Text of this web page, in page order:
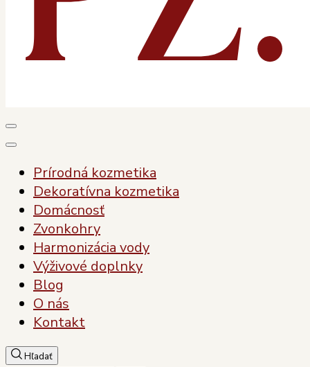
Prírodná kozmetika
Dekoratívna kozmetika
Domácnosť
Zvonkohry
Harmonizácia vody
Výživové doplnky
Blog
O nás
Kontakt
Hľadať